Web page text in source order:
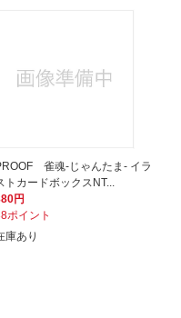
雀魂-じゃんたま- イラ
トカードボックスNT...
円
ポイント
庫あり